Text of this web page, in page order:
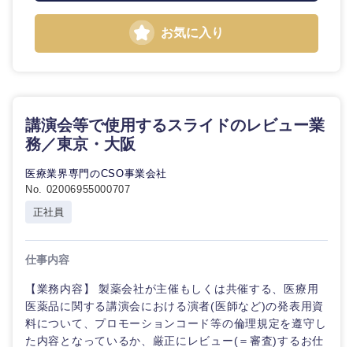
お気に入り
講演会等で使用するスライドのレビュー業
務／東京・大阪
医療業界専門のCSO事業会社
No. 02006955000707
正社員
仕事内容
【業務内容】 製薬会社が主催もしくは共催する、医療用
医薬品に関する講演会における演者(医師など)の発表用資
料について、プロモーションコード等の倫理規定を遵守し
た内容となっているか、厳正にレビュー(＝審査)するお仕